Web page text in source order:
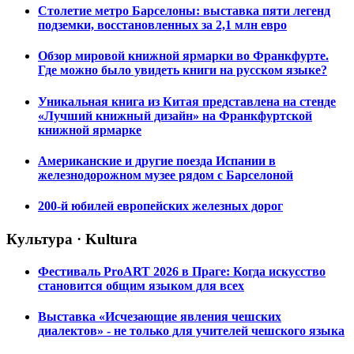
Столетие метро Барселоны: выставка пяти легенд
подземки, восстановленных за 2,1 млн евро
Обзор мировой книжной ярмарки во Франкфурте.
Где можно было увидеть книги на русском языке?
Уникальная книга из Китая представлена на стенде
«Лучший книжный дизайн» на Франкфуртской
книжной ярмарке
Американские и другие поезда Испании в
железнодорожном музее рядом с Барселоной
200-й юбилей европейских железных дорог
Культура · Kultura
Фестиваль ProART 2026 в Праге: Когда искусство
становится общим языком для всех
Выставка «Исчезающие явления чешских
диалектов» - не только для учителей чешского языка